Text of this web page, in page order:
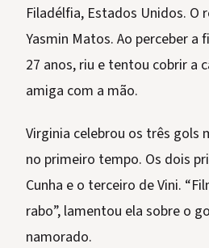
Filadélfia, Estados Unidos.
Yasmin Matos. Ao perceber a
27 anos, riu e tentou cobrir a
amiga com a mão.
Virginia celebrou os três gols
no primeiro tempo. Os dois
Cunha e o terceiro de Vini.
rabo”, lamentou ela sobre o
namorado.